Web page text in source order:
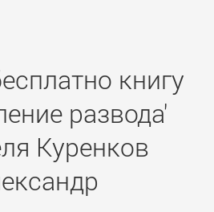
книгу
развода'
Куренков